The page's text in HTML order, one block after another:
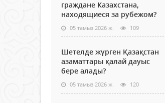
граждане Казахстана,
находящиеся за рубежом?
05 тамыз 2026 ж. 109
Шетелде жүрген Қазақстан
азаматтары қалай дауыс
бере алады?
05 тамыз 2026 ж. 120